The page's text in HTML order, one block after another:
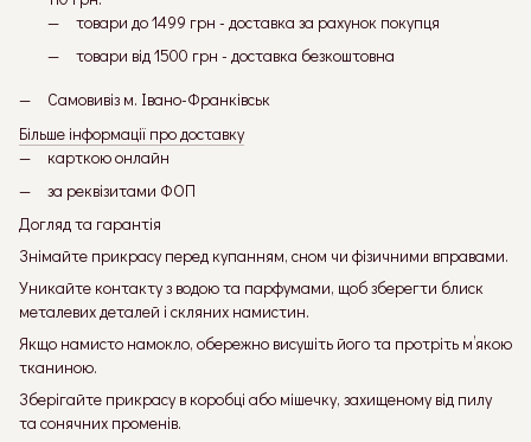
товари до 1499 грн - доставка за рахунок покупця
товари від 1500 грн - доставка безкоштовна
Самовивіз м. Івано-Франківськ
Більше інформації про доставку
карткою онлайн
за реквізитами ФОП
Догляд та гарантія
Знімайте прикрасу перед купанням, сном чи фізичними вправами.
Уникайте контакту з водою та парфумами, щоб зберегти блиск
металевих деталей і скляних намистин.
Якщо намисто намокло, обережно висушіть його та протріть м’якою
тканиною.
Зберігайте прикрасу в коробці або мішечку, захищеному від пилу
та сонячних променів.